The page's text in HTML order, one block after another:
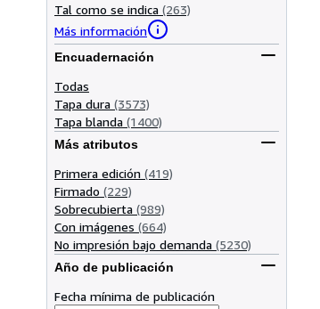
Tal como se indica (263)
Más información
Encuadernación
Todas
Tapa dura (3573)
Tapa blanda (1400)
Más atributos
Primera edición (419)
Firmado (229)
Sobrecubierta (989)
Con imágenes (664)
No impresión bajo demanda (5230)
Año de publicación
Fecha mínima de publicación